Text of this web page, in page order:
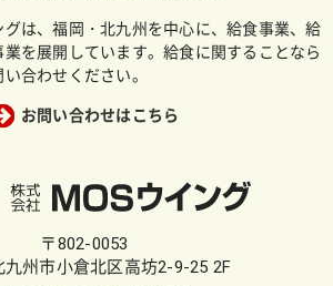
は、福岡・北九州を中心に、給食事業、給
を展開しています。給食に関することなら
合わせください。
お問い合わせはこちら
〒802-0053
九州市小倉北区高坊2-9-25 2F